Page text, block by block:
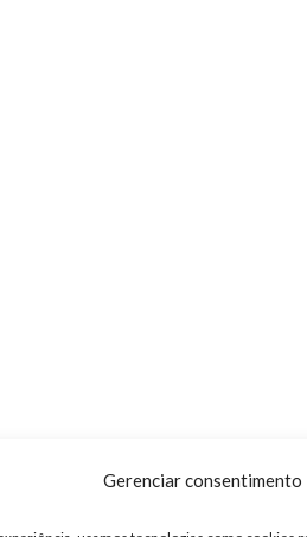
Gerenciar consentimento